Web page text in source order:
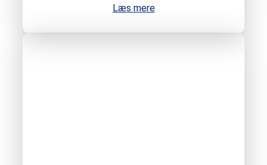
Læs mere